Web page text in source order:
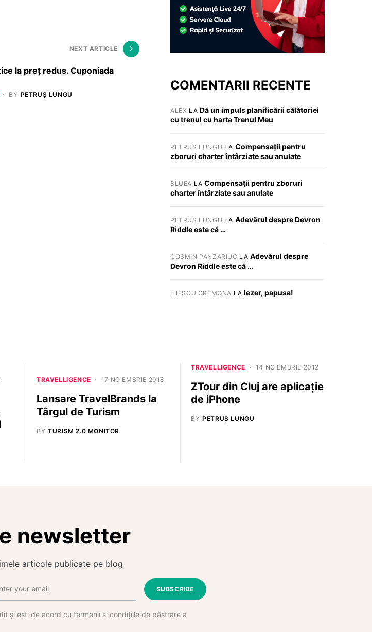
NEXT ARTICLE
la preț redus. Cuponiada
BY PETRUȘ LUNGU
COMENTARII RECENTE
ALEX LA Dă un impuls planificării călătoriei
cu trenul cu harta Trenul Meu
PETRUȘ LUNGU LA Compensații pentru
zboruri charter întârziate sau anulate
BLUEA LACompensații pentru zboruri
charter întârziate sau anulate
PETRUȘ LUNGU LA Adevărul despre Devron
Riddle este că …
COSMIN PANZARIUC LA Adevărul despre
Devron Riddle este că …
ILIESCU CREMONA LA Iezer, papusa!
TRAVELLIGENCE 17 NOIEMBRIE 2018
Lansare TravelBrands la
Târgul de Turism
BY TURISM 2.0 MONITOR
TRAVELLIGENCE 14 NOIEMBRIE 2012
ZTour din Cluj are aplicație
de iPhone
BY PETRUȘ LUNGU
newsletter
articole publicate pe blog
SUBSCRIBE
și ești de acord cu termenii și condițiile de păstrare a